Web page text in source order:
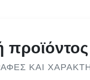
προϊόντος
ΚΑΙ